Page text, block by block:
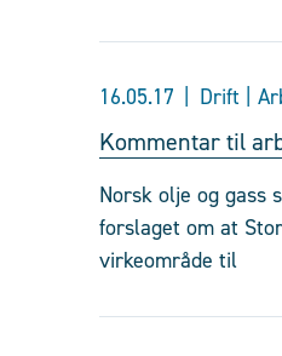
16.05.17 Drift |
Kommentar til
Norsk olje og
forslaget om at
virkeområde til